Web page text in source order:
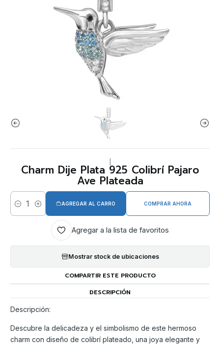
Charm Dije Plata 925 Colibrí Pajaro
Ave Plateada
Cantidad
AGREGAR AL CARRO COMPRAR AHORA
Agregar a la lista de favoritos
Mostrar stock de ubicaciones
COMPARTIR ESTE PRODUCTO
DESCRIPCIÓN
Descripción:
Descubre la delicadeza y el simbolismo de este hermoso
charm con diseño de colibrí plateado, una joya elegante y